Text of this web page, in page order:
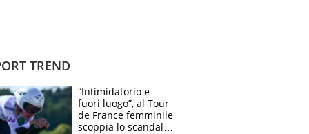
TREND
“Intimidatorio e
fuori luogo”, al Tour
de France femminile
scoppia lo scandalo: